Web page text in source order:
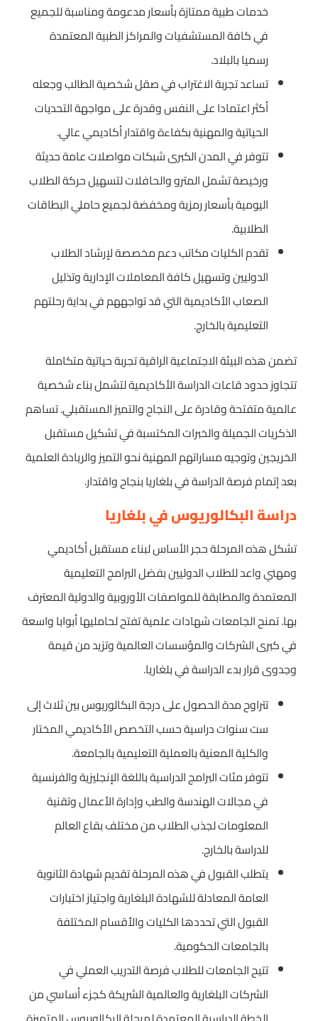
خدمات طبية ممتازة بأسعار مدعومة ومناسبة للجميع
في كافة المستشفيات والمراكز الطبية المعتمدة
رسميا بالبلاد.
تساعد تجربة الاغتراب في صقل شخصية الطالب وجعله
أكثر اعتمادا على النفس وقدرة على مواجهة التحديات
الحياتية والمهنية بكفاءة واقتدار أكاديمي عالي.
تتوفر في المدن الكبرى شبكات مواصلات عامة حديثة
ورخيصة تشمل المترو والحافلات لتسهيل حركة الطلاب
اليومية بأسعار رمزية ومخفضة لجميع حاملي البطاقات
الطلابية.
تقدم الكليات مكاتب دعم مخصصة لإرشاد الطلاب
الدوليين وتسهيل كافة المعاملات الإدارية وتذليل
الصعاب الأكاديمية التي قد تواجههم في بداية رحلتهم
التعليمية بالخارج.
تضمن هذه البيئة الاجتماعية الراقية تجربة حياتية متكاملة
تتجاوز حدود قاعات الدراسة الأكاديمية لتشمل بناء شخصية
عالمية متفتحة وقادرة على النجاح والتميز المستقبلي. تساهم
الذكريات الجميلة والخبرات المكتسبة في تشكيل مستقبل
الخريجين وتوجيه مساراتهم المهنية نحو التميز والريادة العلمية
بعد إتمام فرصة الدراسة في بلغاريا بنجاح واقتدار.
دراسة البكالوريوس في بلغاريا
تشكل هذه المرحلة حجر الأساس لبناء مستقبل أكاديمي
ومهني واعد للطلاب الدوليين بفضل البرامج التعليمية
المعتمدة والمطابقة للمواصفات الأوروبية والدولية المعترف
بها. تمنح الجامعات شهادات علمية تفتح لحامليها أبوابا واسعة
في كبرى الشركات والمؤسسات العالمية وتزيد من قيمة
وجدوى قرار بدء الدراسة في بلغاريا.
تتراوح مدة الحصول على درجة البكالوريوس بين ثلاث إلى
ست سنوات دراسية حسب التخصص الأكاديمي المختار
والكلية المعنية بالعملية التعليمية بالجامعة.
تتوفر مئات البرامج الدراسية باللغة الإنجليزية والفرنسية
في مجالات الهندسة والطب وإدارة الأعمال وتقنية
المعلومات لجذب الطلاب من مختلف بقاع العالم
للدراسة بالخارج.
يتطلب القبول في هذه المرحلة تقديم شهادة الثانوية
العامة المعادلة للشهادة البلغارية واجتياز اختبارات
القبول التي تحددها الكليات والأقسام المختلفة
بالجامعات الحكومية.
تتيح الجامعات للطلاب فرصة التدريب العملي في
الشركات البلغارية والعالمية الشريكة كجزء أساسي من